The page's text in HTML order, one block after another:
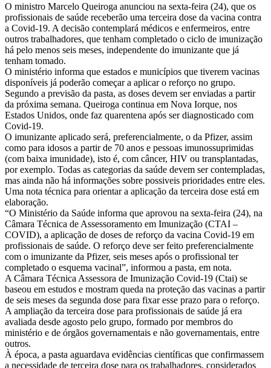
O ministro Marcelo Queiroga anunciou na sexta-feira (24), que os
profissionais de saúde receberão uma terceira dose da vacina contra
a Covid-19. A decisão contemplará médicos e enfermeiros, entre
outros trabalhadores, que tenham completado o ciclo de imunização
há pelo menos seis meses, independente do imunizante que já
tenham tomado.
O ministério informa que estados e municípios que tiverem vacinas
disponíveis já poderão começar a aplicar o reforço no grupo.
Segundo a previsão da pasta, as doses devem ser enviadas a partir
da próxima semana. Queiroga continua em Nova Iorque, nos
Estados Unidos, onde faz quarentena após ser diagnosticado com
Covid-19.
O imunizante aplicado será, preferencialmente, o da Pfizer, assim
como para idosos a partir de 70 anos e pessoas imunossuprimidas
(com baixa imunidade), isto é, com câncer, HIV ou transplantadas,
por exemplo. Todas as categorias da saúde devem ser contempladas,
mas ainda não há informações sobre possiveis prioridades entre eles.
Uma nota técnica para orientar a aplicação da terceira dose está em
elaboração.
“O Ministério da Saúde informa que aprovou na sexta-feira (24), na
Câmara Técnica de Assessoramento em Imunização (CTAI –
COVID), a aplicação de doses de reforço da vacina Covid-19 em
profissionais de saúde. O reforço deve ser feito preferencialmente
com o imunizante da Pfizer, seis meses após o profissional ter
completado o esquema vacinal”, informou a pasta, em nota.
A Câmara Técnica Assessora de Imunização Covid-19 (Ctai) se
baseou em estudos e mostram queda na proteção das vacinas a partir
de seis meses da segunda dose para fixar esse prazo para o reforço.
A ampliação da terceira dose para profissionais de saúde já era
avaliada desde agosto pelo grupo, formado por membros do
ministério e de órgãos governamentais e não governamentais, entre
outros.
À época, a pasta aguardava evidências científicas que confirmassem
a necessidade de terceira dose para os trabalhadores, considerados